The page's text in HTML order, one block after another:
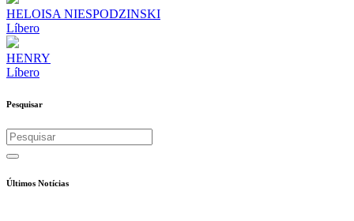
HELOISA NIESPODZINSKI
Líbero
HENRY
Líbero
Pesquisar
Últimos Notícias